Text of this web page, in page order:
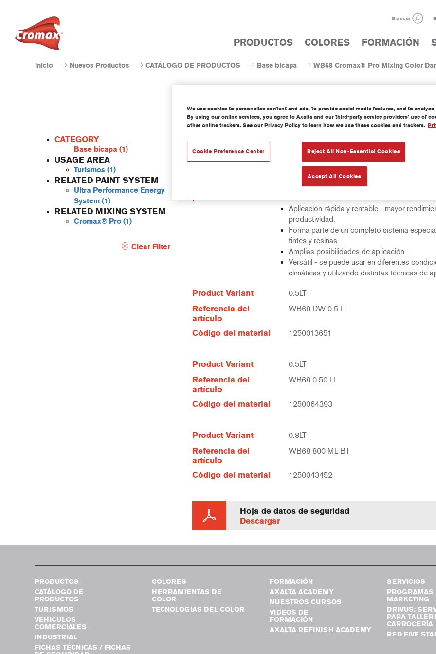
Buscar
PRODUCTOS COLORES FORMACIÓN
Inicio Nuevos Productos CATÁLOGO DE PRODUCTOS Base bicapa WB68 Cromax® Pro Mixing Color
CATEGORY
Base bicapa (1)
USAGE AREA
Turismos (1)
RELATED PAINT SYSTEM
Ultra Performance Energy
System (1)
RELATED MIXING SYSTEM
Cromax® Pro (1)
Clear Filter
WB68 Cromax® Pro
Excelente cubrición con una excepcional
color.
Aplicación rápida y rentable - mayor
productividad.
Forma parte de un completo sistema
tintes y resinas.
Amplias posibilidades de aplicación.
Versátil - se puede usar en diferentes
climáticas y utilizando distintas técnicas de
Product Variant 0.5LT
Referencia del
artículo
WB68 DW 0.5 LT
Código del material 1250013651
Product Variant 0.5LT
Referencia del
artículo
WB68 0.50 LI
Código del material 1250064393
Product Variant 0.8LT
Referencia del
artículo
WB68 800 ML BT
Código del material 1250043452
Hoja de datos de seguridad
Descargar
PRODUCTOS
CATÁLOGO DE
PRODUCTOS
TURISMOS
VEHICULOS
COMERCIALES
INDUSTRIAL
FICHAS TÉCNICAS / FICHAS
COLORES
HERRAMIENTAS DE
COLOR
TECNOLOGIAS DEL COLOR
FORMACIÓN
AXALTA ACADEMY
NUESTROS CURSOS
VIDEOS DE
FORMACIÓN
AXALTA REFINISH ACADEMY
SERVICIOS
PROGRAMAS
MARKETING
DRIVUS:
PARA
CARROCERÍA
RED FIVE
We use cookies to personalize content and ads, to provide social media features, and to
By using our online services, you agree to Axalta and our third-party service providers’ use of
other online trackers. See our Privacy Policy to learn how we use these cookies and trackers.
Reject All Non-Essential Cookies
Accept All Cookies
Cookie Preference Center